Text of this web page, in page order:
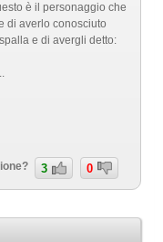
è il personaggio che
di averlo conosciuto
e di avergli detto:
3 0